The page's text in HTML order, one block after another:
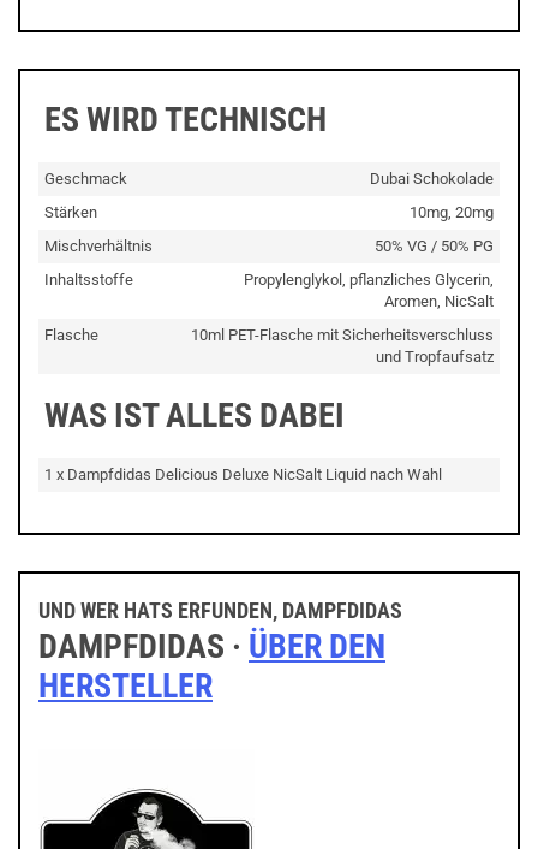
ES WIRD TECHNISCH
Geschmack
Dubai Schokolade
Stärken
10mg, 20mg
Mischverhältnis
50% VG / 50% PG
Inhaltsstoffe
Propylenglykol, pflanzliches Glycerin,
Aromen, NicSalt
Flasche
10ml PET-Flasche mit Sicherheitsverschluss
und Tropfaufsatz
WAS IST ALLES DABEI
1 x Dampfdidas Delicious Deluxe NicSalt Liquid nach Wahl
UND WER HATS ERFUNDEN, DAMPFDIDAS
DAMPFDIDAS · ÜBER DEN
HERSTELLER